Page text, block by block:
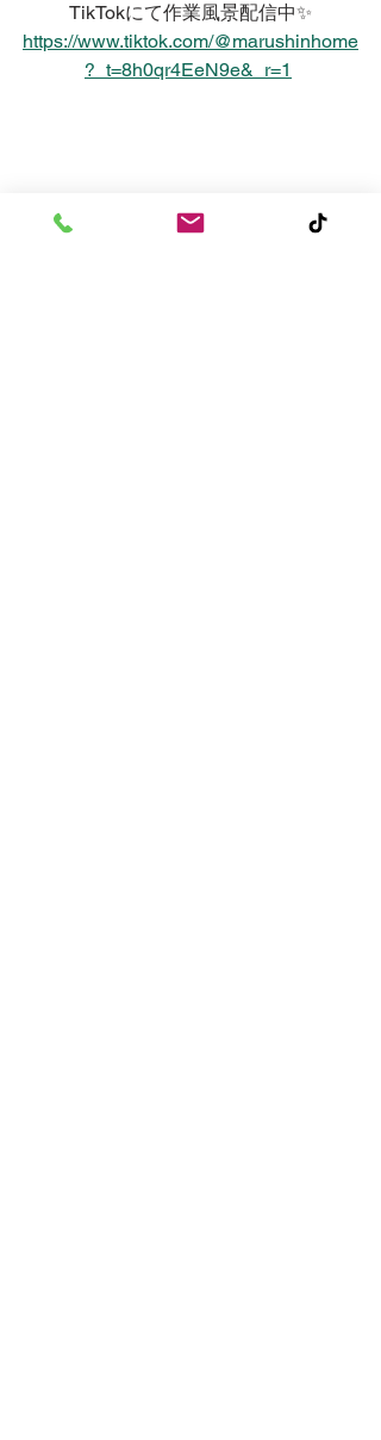
TikTokにて作業風景配信中✨
https://www.tiktok.com/@marushinhome
?_t=8h0qr4EeN9e&_r=1